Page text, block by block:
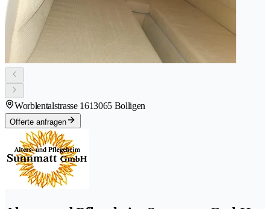
Worblentalstrasse 1613065 Bolligen
Offerte anfragen